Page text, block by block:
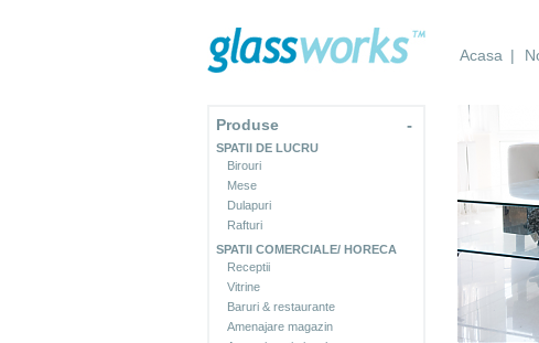
Acasa |
-
Produse
SPATII DE LUCRU
Birouri
Mese
Dulapuri
Rafturi
SPATII COMERCIALE/ HORECA
Receptii
Vitrine
Baruri & restaurante
Amenajare magazin